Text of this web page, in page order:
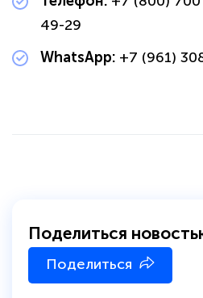
49-29
WhatsApp: +7 (961)
Поделиться
Поделиться